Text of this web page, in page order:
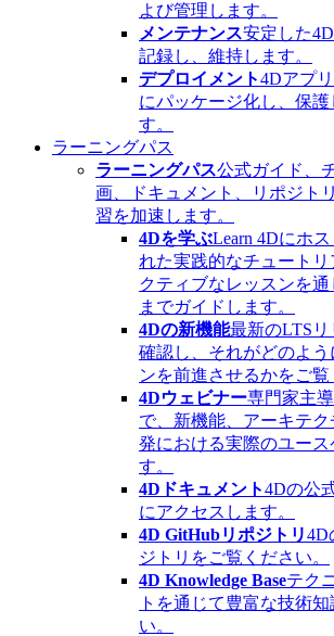
よび管理します。
メンテナンス安定した
記録し、維持します。
デプロイメント4Dアプ
にパッケージ化し、保護
す。
ラーニングパス
ラーニングパス公式ガイド、
画、ドキュメント、リポジト
習を加速します。
4Dを学ぶLearn 4Dにホ
れた実践的なチュート
クティブなレッスンを
までガイドします。
4Dの新機能最新のLTS
確認し、それがどのよう
ンを前進させるかをご覧
4Dウェビナー専門家主
で、新機能、アーキテ
発における実際のユース
す。
4Dドキュメント4Dの公
にアクセスします。
4D GitHubリポジトリ4D
ジトリをご覧ください。
4D Knowledge Baseテク
トを通じて豊富な技術
い。